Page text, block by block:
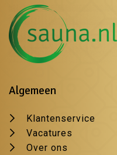
Algemeen
Klantenservice
Vacatures
Over ons